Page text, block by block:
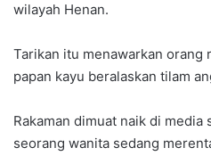
wilayah Henan.
Tarikan itu menawarkan orang
papan kayu beralaskan tilam
Rakaman dimuat naik di media
seorang wanita sedang